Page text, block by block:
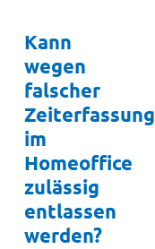
Kann
wegen
falscher
Zeiterfassung
im
Homeoffice
zulässig
entlassen
werden?